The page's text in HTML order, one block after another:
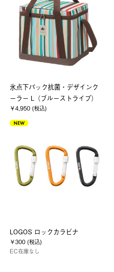
氷点下パック抗菌・デザインク
ーラー L（ブルーストライプ）
￥4,950 (税込)
NEW
LOGOS ロックカラビナ
￥300 (税込)
EC在庫なし